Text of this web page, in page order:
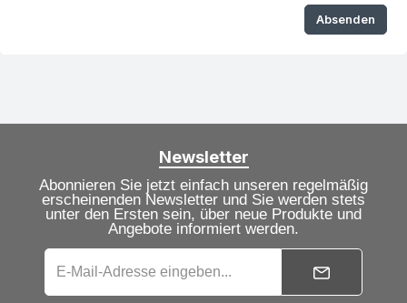
Absenden
Newsletter
Abonnieren Sie jetzt einfach unseren regelmäßig
erscheinenden Newsletter und Sie werden stets
unter den Ersten sein, über neue Produkte und
Angebote informiert werden.